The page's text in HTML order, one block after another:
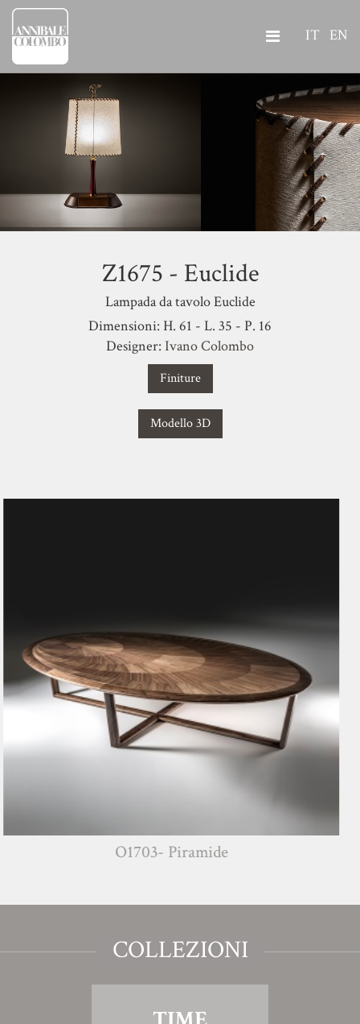
IT EN
Z1675 - Euclide
Lampada da tavolo Euclide
Dimensioni: H. 61 - L. 35 - P. 16
Designer: Ivano Colombo
Finiture
Modello 3D
O1703- Piramide
COLLEZIONI